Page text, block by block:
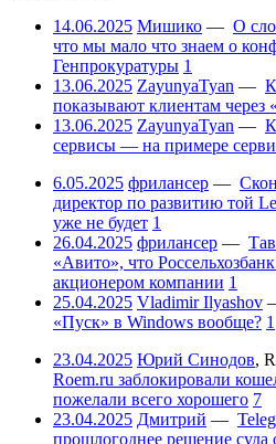
14.06.2025 Мишико — О
что мы мало что знаем о
Генпрокуратуры 1
13.06.2025 ZayunyaTyan —
показывают клиентам через
13.06.2025 ZayunyaTyan —
сервисы — на примере
6.05.2025 фрилансер —
директор по развитию той
уже не будет 1
26.04.2025 фрилансер —
«Авито», что
акционером компании 1
25.04.2025 Vladimir Ilyashov
«Пуск» в Windows вообще? 1
23.04.2025 Юрий Синодов,
Roem.ru заблокировали
пожелали всего хорошего 7
23.04.2025 Дмитрий —
прошлогоднее решение суда